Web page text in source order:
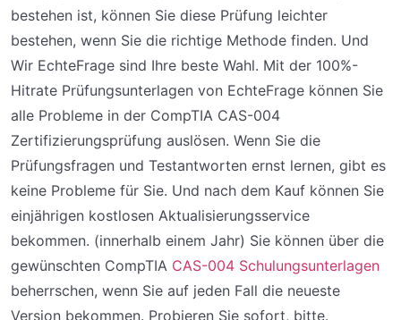
bestehen ist, können Sie diese Prüfung leichter
bestehen, wenn Sie die richtige Methode finden. Und
Wir EchteFrage sind Ihre beste Wahl. Mit der 100%-
Hitrate Prüfungsunterlagen von EchteFrage können Sie
alle Probleme in der CompTIA CAS-004
Zertifizierungsprüfung auslösen. Wenn Sie die
Prüfungsfragen und Testantworten ernst lernen, gibt es
keine Probleme für Sie. Und nach dem Kauf können Sie
einjährigen kostlosen Aktualisierungsservice
bekommen. (innerhalb einem Jahr) Sie können über die
gewünschten CompTIA CAS-004 Schulungsunterlagen
beherrschen, wenn Sie auf jeden Fall die neueste
Version bekommen. Probieren Sie sofort, bitte.